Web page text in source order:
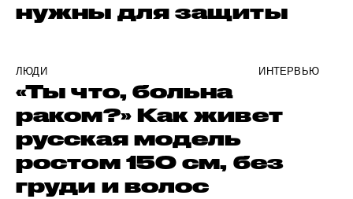
нужны для защиты
ЛЮДИ ИНТЕРВЬЮ
«Ты что, больна
раком?» Как живет
русская модель
ростом 150 см, без
груди и волос